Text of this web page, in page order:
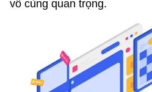
vô cùng quan trọng.